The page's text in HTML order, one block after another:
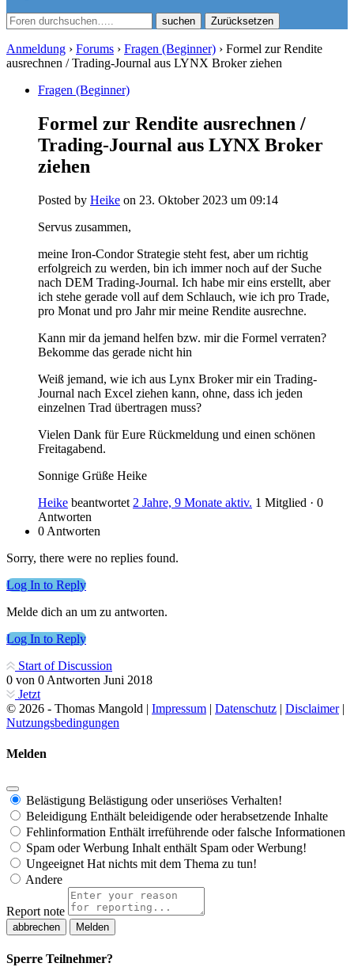
Zurücksetzen
Anmeldung › Forums › Fragen (Beginner) › Formel zur Rendite
ausrechnen / Trading-Journal aus LYNX Broker ziehen
Fragen (Beginner)
Formel zur Rendite ausrechnen /
Trading-Journal aus LYNX Broker
ziehen
Posted by Heike on 23. Oktober 2023 um 09:14
Servus zusammen,
meine Iron-Condor Strategie steht fest, aber um richtig
erfolgreich zu werden, bin ich immer noch auf der Suche
nach DEM Trading-Journal. Ich habe mir eins erstellt, aber
ich stehe gerade voll auf dem Schlauch, wie ich pro Trade,
pro Monat und pro Jahr mir meine Rendite ausrechne.
Kann mir da jemand helfen bzw. mir die Formel verraten?
Bekomme das gerade nicht hin
Weiß jemand, wie ich aus Lynx Broker mir ein Trading-
Journal nach Excel ziehen kann, ohne, dass ich jeden
einzelnen Trad übertragen muss?
Vielen Dank für Eure Rückmeldung und einen schönen
Freitagabend.
Sonnige Grüße Heike
Heike beantwortet 2 Jahre, 9 Monate aktiv. 1 Mitglied · 0
Antworten
0 Antworten
Sorry, there were no replies found.
Log In to Reply
Melde dich an um zu antworten.
Log In to Reply
Start of Discussion
0 von 0 Antworten Juni 2018
Jetzt
© 2026 - Thomas Mangold | Impressum | Datenschutz | Disclaimer|
Nutzungsbedingungen
Melden
Belästigung Belästigung oder unseriöses Verhalten!
Beleidigung Enthält beleidigende oder herabsetzende Inhalte
Fehlinformation Enthält irreführende oder falsche Informationen
Spam oder Werbung Inhalt enthält Spam oder Werbung!
Ungeeignet Hat nichts mit dem Thema zu tun!
Andere
Report note
Melden
Sperre Teilnehmer?